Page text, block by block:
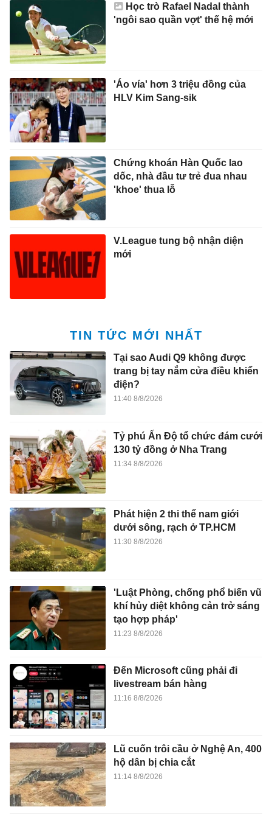
Học trò Rafael Nadal thành
'ngôi sao quần vợt' thế hệ mới
'Áo vía' hơn 3 triệu đồng của
HLV Kim Sang-sik
Chứng khoán Hàn Quốc lao
dốc, nhà đầu tư trẻ đua nhau
'khoe' thua lỗ
V.League tung bộ nhận diện
mới
TIN TỨC MỚI NHẤT
Tại sao Audi Q9 không được
trang bị tay nắm cửa điều khiển
điện?
11:40 8/8/2026
Tỷ phú Ấn Độ tổ chức đám cưới
130 tỷ đồng ở Nha Trang
11:34 8/8/2026
Phát hiện 2 thi thể nam giới
dưới sông, rạch ở TP.HCM
11:30 8/8/2026
'Luật Phòng, chống phổ biến vũ
khí hủy diệt không cản trở sáng
tạo hợp pháp'
11:23 8/8/2026
Đến Microsoft cũng phải đi
livestream bán hàng
11:16 8/8/2026
Lũ cuốn trôi cầu ở Nghệ An, 400
hộ dân bị chia cắt
11:14 8/8/2026